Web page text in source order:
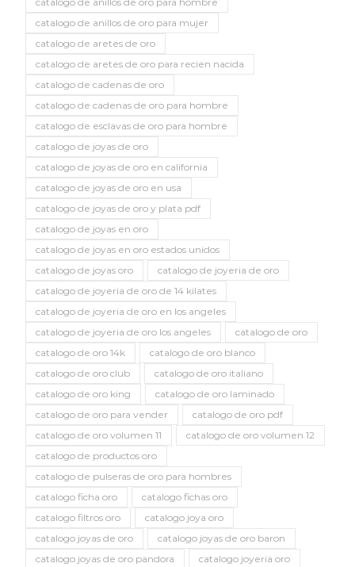
catalogo de anillos de oro para mujer
catalogo de aretes de oro
catalogo de aretes de oro para recien nacida
catalogo de cadenas de oro
catalogo de cadenas de oro para hombre
catalogo de esclavas de oro para hombre
catalogo de joyas de oro
catalogo de joyas de oro en california
catalogo de joyas de oro en usa
catalogo de joyas de oro y plata pdf
catalogo de joyas en oro
catalogo de joyas en oro estados unidos
catalogo de joyas oro
catalogo de joyeria de oro
catalogo de joyeria de oro de 14 kilates
catalogo de joyeria de oro en los angeles
catalogo de joyeria de oro los angeles
catalogo de oro
catalogo de oro 14k
catalogo de oro blanco
catalogo de oro club
catalogo de oro italiano
catalogo de oro king
catalogo de oro laminado
catalogo de oro para vender
catalogo de oro pdf
catalogo de oro volumen 11
catalogo de oro volumen 12
catalogo de productos oro
catalogo de pulseras de oro para hombres
catalogo ficha oro
catalogo fichas oro
catalogo filtros oro
catalogo joya oro
catalogo joyas de oro
catalogo joyas de oro baron
catalogo joyas de oro pandora
catalogo joyeria oro